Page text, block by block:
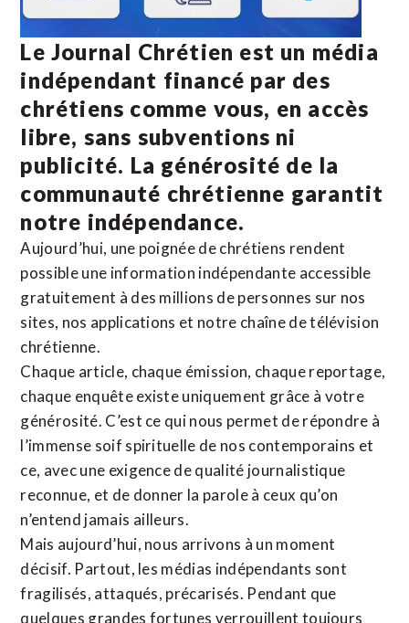
Le Journal Chrétien est un média
indépendant financé par des
chrétiens comme vous, en accès
libre, sans subventions ni
publicité. La générosité de la
communauté chrétienne garantit
notre indépendance.
Aujourd’hui, une poignée de chrétiens rendent
possible une information indépendante accessible
gratuitement à des millions de personnes sur nos
sites, nos applications et notre chaîne de télévision
chrétienne.
Chaque article, chaque émission, chaque reportage,
chaque enquête existe uniquement grâce à votre
générosité. C’est ce qui nous permet de répondre à
l’immense soif spirituelle de nos contemporains et
ce, avec une exigence de qualité journalistique
reconnue, et de donner la parole à ceux qu’on
n’entend jamais ailleurs.
Mais aujourd’hui, nous arrivons à un moment
décisif. Partout, les médias indépendants sont
fragilisés, attaqués, précarisés. Pendant que
quelques grandes fortunes verrouillent toujours